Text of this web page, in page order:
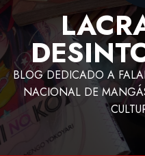
BLOG DEDICADO A
NACIONAL DE